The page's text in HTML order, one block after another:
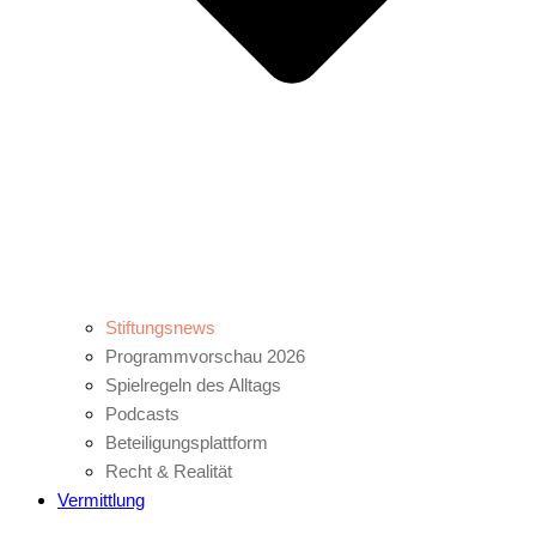
Stiftungsnews
Programmvorschau 2026
Spielregeln des Alltags
Podcasts
Beteiligungsplattform
Recht & Realität
Vermittlung